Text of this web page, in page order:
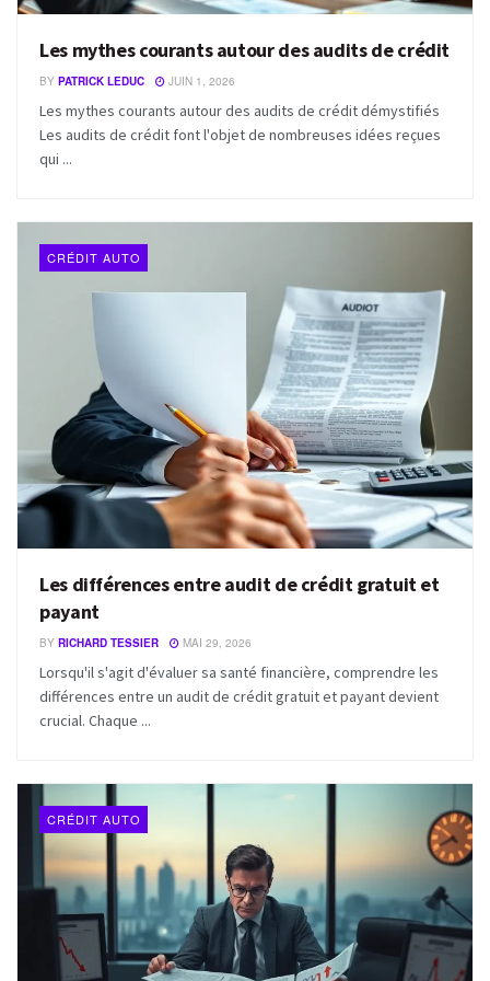
Les mythes courants autour des audits de crédit
BY PATRICK LEDUC JUIN 1, 2026
Les mythes courants autour des audits de crédit démystifiés
Les audits de crédit font l'objet de nombreuses idées reçues
qui ...
CRÉDIT AUTO
Les différences entre audit de crédit gratuit et
payant
BY RICHARD TESSIER MAI 29, 2026
Lorsqu'il s'agit d'évaluer sa santé financière, comprendre les
différences entre un audit de crédit gratuit et payant devient
crucial. Chaque ...
CRÉDIT AUTO